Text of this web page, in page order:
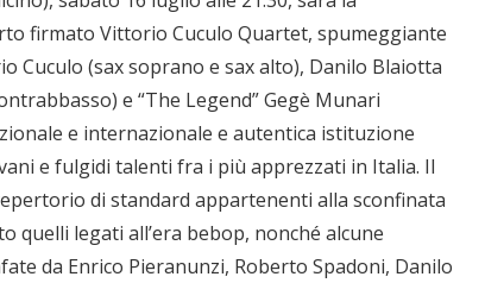
firmato Vittorio Cuculo Quartet, spumeggiante
Cuculo (sax soprano e sax alto), Danilo Blaiotta
e “The Legend” Gegè Munari
e internazionale e autentica istituzione
e fulgidi talenti fra i più apprezzati in Italia. Il
di standard appartenenti alla sconfinata
quelli legati all’era bebop, nonché alcune
da Enrico Pieranunzi, Roberto Spadoni, Danilo